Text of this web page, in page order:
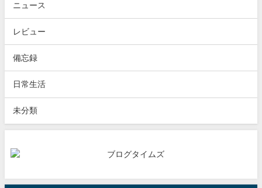
ニュース
レビュー
備忘録
日常生活
未分類